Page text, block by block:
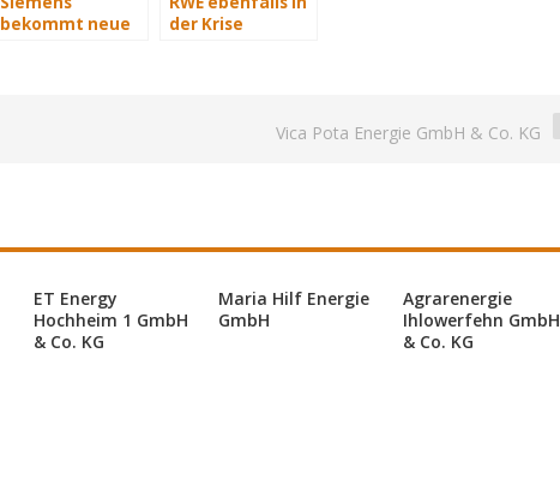
bekommt neue
der Krise
Vica Pota Energie GmbH & Co. KG
ET Energy
Hochheim 1 GmbH
& Co. KG
Maria Hilf Energie
GmbH
Agrarenergie
Ihlowerfehn GmbH
& Co. KG